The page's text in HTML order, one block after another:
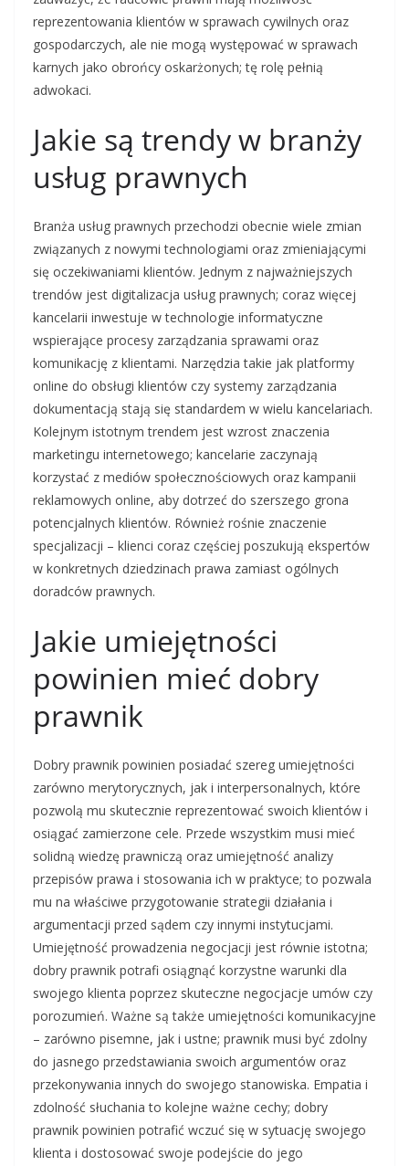
reprezentowania klientów w sprawach cywilnych oraz
gospodarczych, ale nie mogą występować w sprawach
karnych jako obrońcy oskarżonych; tę rolę pełnią
adwokaci.
Jakie są trendy w branży
usług prawnych
Branża usług prawnych przechodzi obecnie wiele zmian
związanych z nowymi technologiami oraz zmieniającymi
się oczekiwaniami klientów. Jednym z najważniejszych
trendów jest digitalizacja usług prawnych; coraz więcej
kancelarii inwestuje w technologie informatyczne
wspierające procesy zarządzania sprawami oraz
komunikację z klientami. Narzędzia takie jak platformy
online do obsługi klientów czy systemy zarządzania
dokumentacją stają się standardem w wielu kancelariach.
Kolejnym istotnym trendem jest wzrost znaczenia
marketingu internetowego; kancelarie zaczynają
korzystać z mediów społecznościowych oraz kampanii
reklamowych online, aby dotrzeć do szerszego grona
potencjalnych klientów. Również rośnie znaczenie
specjalizacji – klienci coraz częściej poszukują ekspertów
w konkretnych dziedzinach prawa zamiast ogólnych
doradców prawnych.
Jakie umiejętności
powinien mieć dobry
prawnik
Dobry prawnik powinien posiadać szereg umiejętności
zarówno merytorycznych, jak i interpersonalnych, które
pozwolą mu skutecznie reprezentować swoich klientów i
osiągać zamierzone cele. Przede wszystkim musi mieć
solidną wiedzę prawniczą oraz umiejętność analizy
przepisów prawa i stosowania ich w praktyce; to pozwala
mu na właściwe przygotowanie strategii działania i
argumentacji przed sądem czy innymi instytucjami.
Umiejętność prowadzenia negocjacji jest równie istotna;
dobry prawnik potrafi osiągnąć korzystne warunki dla
swojego klienta poprzez skuteczne negocjacje umów czy
porozumień. Ważne są także umiejętności komunikacyjne
– zarówno pisemne, jak i ustne; prawnik musi być zdolny
do jasnego przedstawiania swoich argumentów oraz
przekonywania innych do swojego stanowiska. Empatia i
zdolność słuchania to kolejne ważne cechy; dobry
prawnik powinien potrafić wczuć się w sytuację swojego
klienta i dostosować swoje podejście do jego